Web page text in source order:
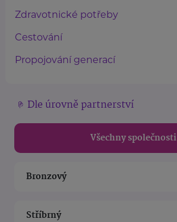
Zdravotnické potřeby
Cestování
Propojování generací
Dle úrovně partnerství
Všechny společnosti
Bronzový
Stříbrný